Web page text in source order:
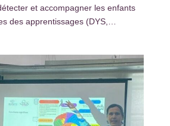
et accompagner les enfants
des apprentissages (DYS,…